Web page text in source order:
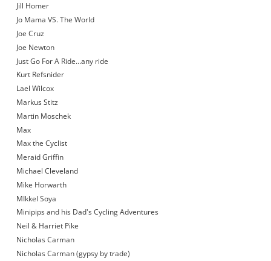
Jill Homer
Jo Mama VS. The World
Joe Cruz
Joe Newton
Just Go For A Ride…any ride
Kurt Refsnider
Lael Wilcox
Markus Stitz
Martin Moschek
Max
Max the Cyclist
Meraid Griffin
Michael Cleveland
Mike Horwarth
MIkkel Soya
Minipips and his Dad's Cycling Adventures
Neil & Harriet Pike
Nicholas Carman
Nicholas Carman (gypsy by trade)